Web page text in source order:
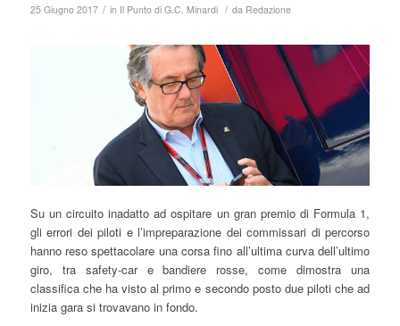
25 Giugno 2017 / in Il Punto di G.C. Minardi / da Redazione
Su un circuito inadatto ad ospitare un gran premio di Formula 1,
gli errori dei piloti e l’impreparazione dei commissari di percorso
hanno reso spettacolare una corsa fino all’ultima curva dell’ultimo
giro, tra safety-car e bandiere rosse, come dimostra una
classifica che ha visto al primo e secondo posto due piloti che ad
inizia gara si trovavano in fondo.